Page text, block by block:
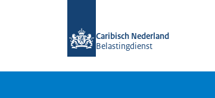
Caribisch Nederland
Belastingdienst